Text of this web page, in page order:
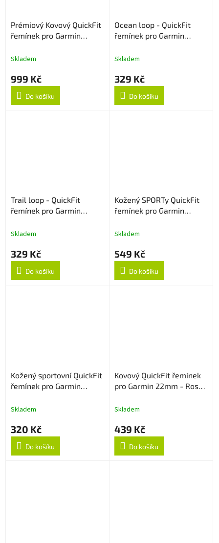
Prémiový Kovový QuickFit
řemínek pro Garmin
Skladem
999 Kč
Do košíku
Ocean loop - QuickFit
řemínek pro Garmin
Skladem
329 Kč
Do košíku
Trail loop - QuickFit
řemínek pro Garmin
Skladem
329 Kč
Do košíku
Kožený SPORTy QuickFit
řemínek pro Garmin
Skladem
549 Kč
Do košíku
Kožený sportovní QuickFit
řemínek pro Garmin
Skladem
320 Kč
Do košíku
Kovový QuickFit řemínek
pro Garmin 22mm - Rose
Skladem
439 Kč
Do košíku